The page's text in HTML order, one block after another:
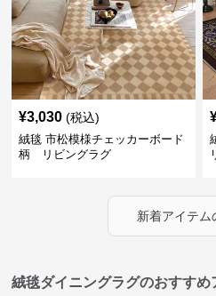
¥3,030 (税込)
絨毯 市松模様チェッカーボード
柄 リビングラグ
新着アイテム
絨毯ダイニングラグのおすすめ